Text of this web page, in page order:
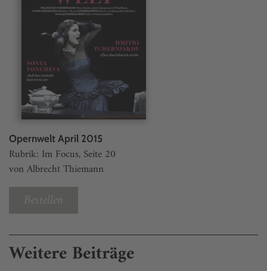
Opernwelt April 2015
Rubrik: Im Focus, Seite 20
von Albrecht Thiemann
Bestellen
Weitere Beiträge